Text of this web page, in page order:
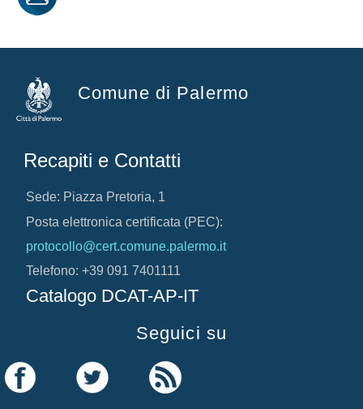
Comune di Palermo
Recapiti e Contatti
Sede: Piazza Pretoria, 1
Posta elettronica certificata (PEC):
protocollo@cert.comune.palermo.it
Telefono: +39 091 7401111
Catalogo DCAT-AP-IT
Seguici su